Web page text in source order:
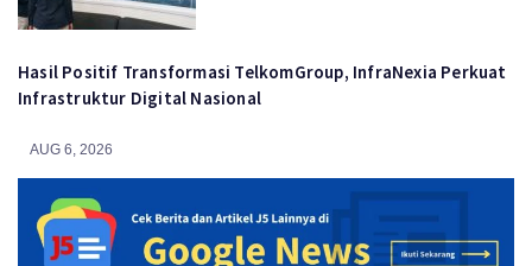
Hasil Positif Transformasi TelkomGroup, InfraNexia Perkuat
Infrastruktur Digital Nasional
AUG 6, 2026